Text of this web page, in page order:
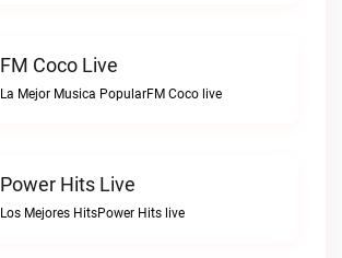
FM Coco Live
La Mejor Musica PopularFM Coco live
Power Hits Live
Los Mejores HitsPower Hits live